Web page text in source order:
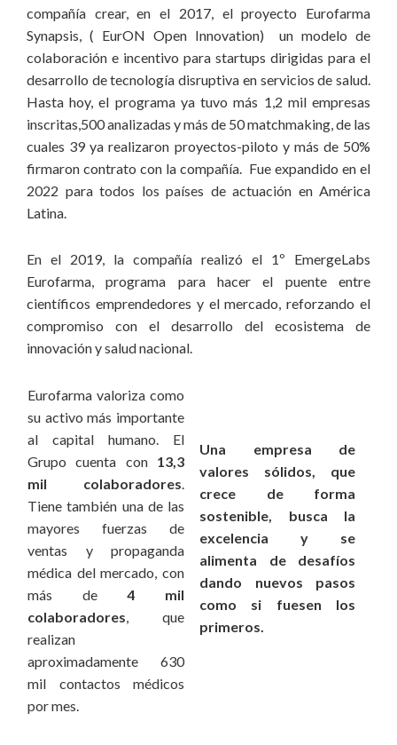
compañía crear, en el 2017, el proyecto Eurofarma
Synapsis, ( EurON Open Innovation) un modelo de
colaboración e incentivo para startups dirigidas para el
desarrollo de tecnología disruptiva en servicios de salud.
Hasta hoy, el programa ya tuvo más 1,2 mil empresas
inscritas,500 analizadas y más de 50 matchmaking, de las
cuales 39 ya realizaron proyectos-piloto y más de 50%
firmaron contrato con la compañía. Fue expandido en el
2022 para todos los países de actuación en América
Latina.
En el 2019, la compañía realizó el 1º EmergeLabs
Eurofarma, programa para hacer el puente entre
científicos emprendedores y el mercado, reforzando el
compromiso con el desarrollo del ecosistema de
innovación y salud nacional.
Eurofarma valoriza como
su activo más importante
al capital humano. El
Grupo cuenta con 13,3
mil colaboradores.
Tiene también una de las
mayores fuerzas de
ventas y propaganda
médica del mercado, con
más de4 mil
colaboradores, que
realizan
aproximadamente 630
mil contactos médicos
por mes.
Una empresa de
valores sólidos, que
crece de forma
sostenible, busca la
excelencia y se
alimenta de desafíos
dando nuevos pasos
como si fuesen los
primeros.